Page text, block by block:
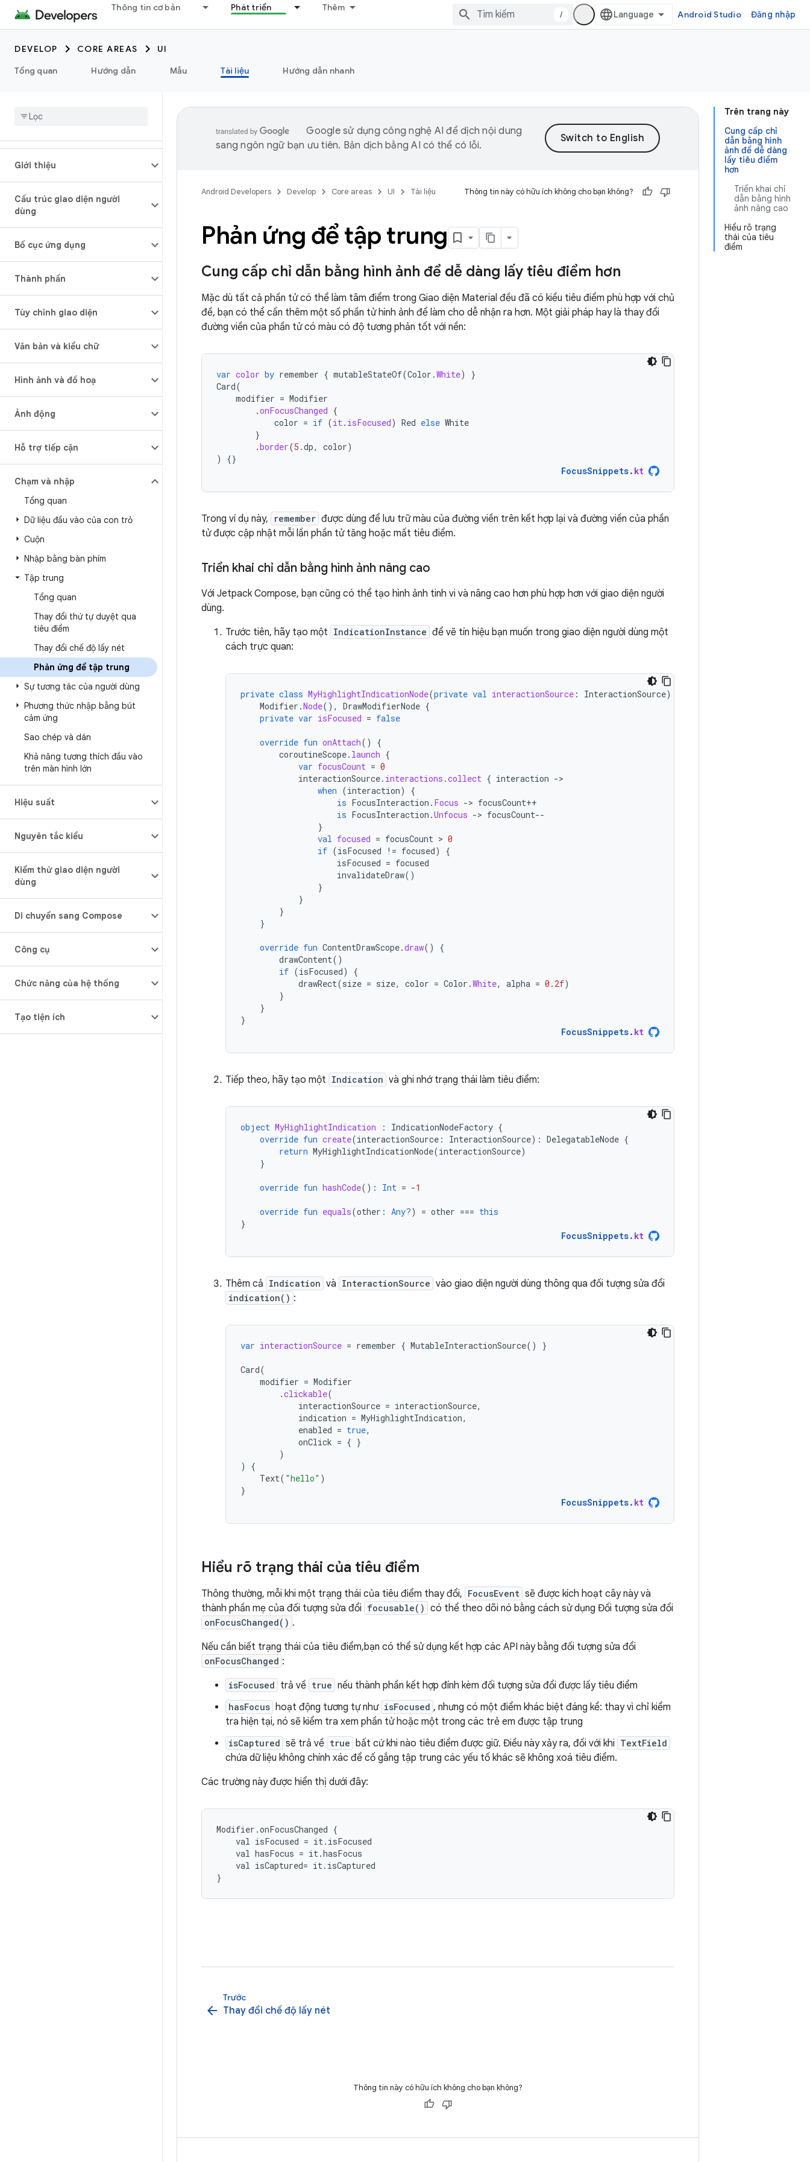
Thông tin cơ bản Phát triển Thêm
/ Android Studio Đăng nhập
DEVELOP CORE AREAS
UI
Tổng quan
Hướng dẫn Mẫu Tài liệu Hướng dẫn nhanh
Giới thiệu
Cấu trúc giao diện người
dùng
Bố cục ứng dụng
Thành phần
Tùy chỉnh giao diện
Văn bản và kiểu chữ
Hình ảnh và đồ hoạ
Ảnh động
Hỗ trợ tiếp cận
Chạm và nhập
Tổng quan
Dữ liệu đầu vào của con trỏ
Cuộn
Nhập bằng bàn phím
Tập trung
Tổng quan
Thay đổi thứ tự duyệt qua
tiêu điểm
Thay đổi chế độ lấy nét
Phản ứng để tập trung
Sự tương tác của người dùng
Phương thức nhập bằng bút
cảm ứng
Sao chép và dán
Khả năng tương thích đầu vào
trên màn hình lớn
Hiệu suất
Nguyên tắc kiểu
Kiểm thử giao diện người
dùng
Di chuyển sang Compose
Công cụ
Chức năng của hệ thống
Tạo tiện ích
Trên trang này
Cung cấp chỉ
dẫn bằng hình
ảnh để dễ dàng
lấy tiêu điểm
hơn
Triển khai chỉ
dẫn bằng hình
ảnh nâng cao
Hiểu rõ trạng
thái của tiêu
điểm
Google sử dụng công nghệ AI để dịch nội dung
sang ngôn ngữ bạn ưu tiên. Bản dịch bằng AI có thể có lỗi.
Android Developers Develop Core areas UI Tài liệu Thông tin này có hữu ích không cho bạn không?
Phản ứng để tập trung
Cung cấp chỉ dẫn bằng hình ảnh để dễ dàng lấy tiêu điểm hơn
Mặc dù tất cả phần tử có thể làm tâm điểm trong Giao diện Material đều đã có kiểu tiêu điểm phù hợp với chủ
đề, bạn có thể cần thêm một số phần tử hình ảnh để làm cho dễ nhận ra hơn. Một giải pháp hay là thay đổi
đường viền của phần tử có màu có độ tương phản tốt với nền:
var color by remember { mutableStateOf(Color .White)
}
Card(
modifier = Modifier
.onFocusChanged {
color = if (it. isFocused) Red else White
}
.border(5.dp, color)
)
{}
FocusSnippets. kt
Trong ví dụ này, remember được dùng để lưu trữ màu của đường viền trên kết hợp lại và đường viền của phần
tử được cập nhật mỗi lần phần tử tăng hoặc mất tiêu điểm.
Triển khai chỉ dẫn bằng hình ảnh nâng cao
Với Jetpack Compose, bạn cũng có thể tạo hình ảnh tinh vi và nâng cao hơn phù hợp hơn với giao diện người
dùng.
Trước tiên, hãy tạo một IndicationInstance để vẽ tín hiệu bạn muốn trong giao diện người dùng một
cách trực quan:
private class MyHighlightIndicationNode(private val interactionSource : InteractionSource)
Modifier .Node(), DrawModifierNode {
private var isFocused = false
override fun onAttach()
{
coroutineScope. launch {
var focusCount = 0
interactionSource. interactions .collect { interaction -
when (interaction)
{
is FocusInteraction . Focus -> focusCount++
is FocusInteraction .Unfocus -> focusCount--
}
val focused = focusCount > 0
if (isFocused != focused)
{
isFocused = focused
invalidateDraw()
}
}
}
}
override fun ContentDrawScope.draw()
{
drawContent()
if (isFocused)
{
drawRect(size = size, color = Color .White, alpha = 0.2f)
}
}
}
FocusSnippets. kt
Tiếp theo, hãy tạo một Indication và ghi nhớ trạng thái làm tiêu điểm:
object MyHighlightIndication : IndicationNodeFactory {
override fun create(interactionSource : InteractionSource): DelegatableNode {
return MyHighlightIndicationNode(interactionSource)
}
override fun hashCode(): Int = -1
override fun equals(other : Any?) = other === this
}
FocusSnippets. kt
Thêm cả Indication và InteractionSource vào giao diện người dùng thông qua đối tượng sửa đổi
indication() :
var interactionSource = remember { MutableInteractionSource() }
Card(
modifier = Modifier
.clickable(
interactionSource = interactionSource,
indication = MyHighlightIndication,
enabled = true,
onClick = { }
)
)
{
Text( "hello" )
}
FocusSnippets. kt
Hiểu rõ trạng thái của tiêu điểm
Thông thường, mỗi khi một trạng thái của tiêu điểm thay đổi, FocusEvent sẽ được kích hoạt cây này và
thành phần mẹ của đối tượng sửa đổi focusable() có thể theo dõi nó bằng cách sử dụng Đối tượng sửa đổi
onFocusChanged() .
Nếu cần biết trạng thái của tiêu điểm,bạn có thể sử dụng kết hợp các API này bằng đối tượng sửa đổi
onFocusChanged :
isFocused trả về true nếu thành phần kết hợp đính kèm đối tượng sửa đổi được lấy tiêu điểm
hasFocus hoạt động tương tự như isFocused , nhưng có một điểm khác biệt đáng kể: thay vì chỉ kiểm
tra hiện tại, nó sẽ kiểm tra xem phần tử hoặc một trong các trẻ em được tập trung
isCaptured sẽ trả về true bất cứ khi nào tiêu điểm được giữ. Điều này xảy ra, đối với khi TextField
chứa dữ liệu không chính xác để cố gắng tập trung các yếu tố khác sẽ không xoá tiêu điểm.
Các trường này được hiển thị dưới đây:
Modifier.onFocusChanged {
    val isFocused = it.isFocused
    val hasFocus = it.hasFocus
    val isCaptured= it.isCaptured
Trước
arrow_back Thay đổi chế độ lấy nét
Thông tin này có hữu ích không cho bạn không?